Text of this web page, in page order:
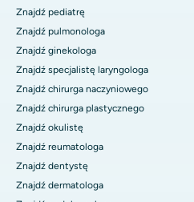
Znajdź pediatrę
Znajdź pulmonologa
Znajdź ginekologa
Znajdź specjalistę laryngologa
Znajdź chirurga naczyniowego
Znajdź chirurga plastycznego
Znajdź okulistę
Znajdź reumatologa
Znajdź dentystę
Znajdź dermatologa